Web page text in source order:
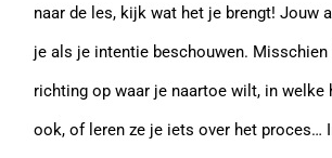
naar de les, kijk wat het je brengt! Jouw
je als je intentie beschouwen. Misschien
richting op waar je naartoe wilt, in welke
ook, of leren ze je iets over het proces…